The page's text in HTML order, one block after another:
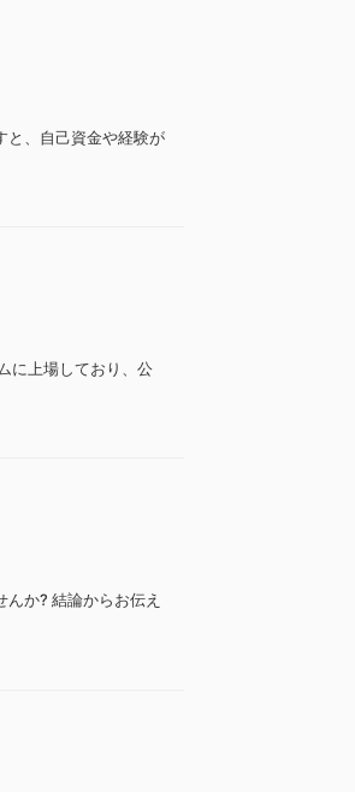
と、自己資金や経験が
に上場しており、公
か? 結論からお伝え